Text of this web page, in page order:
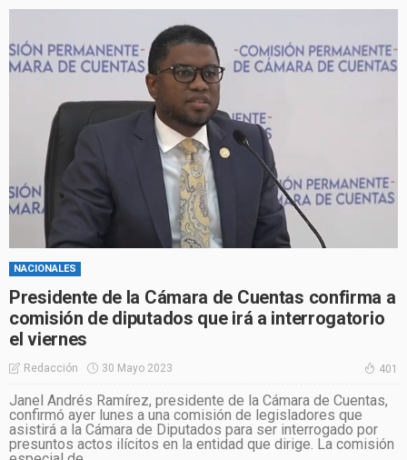
NACIONALES
Presidente de la Cámara de Cuentas confirma a
comisión de diputados que irá a interrogatorio
el viernes
Redacción 30 Mayo 2023 401
Janel Andrés Ramírez, presidente de la Cámara de Cuentas,
confirmó ayer lunes a una comisión de legisladores que
asistirá a la Cámara de Diputados para ser interrogado por
presuntos actos ilícitos en la entidad que dirige. La comisión